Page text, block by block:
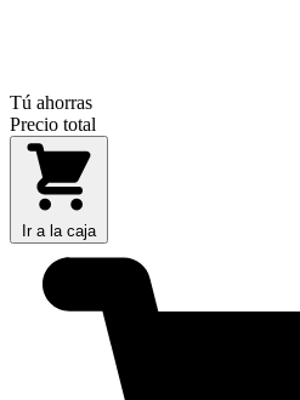
Tú ahorras
Precio total
Ir a la caja